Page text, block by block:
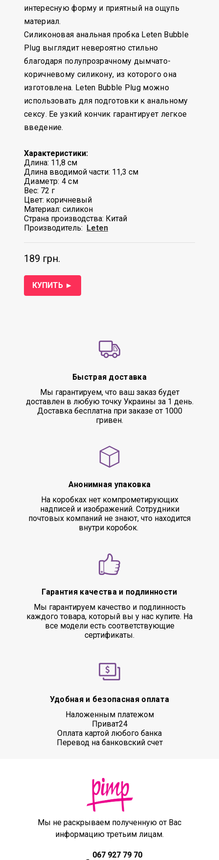
интересную форму и приятный на ощупь
материал.
Силиконовая анальная пробка Leten Bubble
Plug выглядит невероятно стильно
благодаря полупрозрачному дымчато-
коричневому силикону, из которого она
изготовлена. Leten Bubble Plug можно
использовать для подготовки к анальному
сексу. Ее узкий кончик гарантирует легкое
введение.
Характеристики:
Длина: 11,8 см
Длина вводимой части: 11,3 см
Диаметр: 4 см
Вес: 72 г
Цвет: коричневый
Материал: силикон
Страна производства: Китай
Производитель: Leten
КУПИТЬ ►
189 грн.
Быстрая доставка
Мы гарантируем, что ваш заказ будет
доставлен в любую точку Украины за 1 день.
Доставка бесплатна при заказе от 1000
гривен.
Анонимная упаковка
На коробках нет компрометирующих
надписей и изображений. Сотрудники
почтовых компаний не знают, что находится
внутри коробок.
Гарантия качества и подлинности
Мы гарантируем качество и подлинность
каждого товара, который вы у нас купите. На
все модели есть соответствующие
сертификаты.
Удобная и безопасная оплата
Наложенным платежом
Приват24
Оплата картой любого банка
Перевод на банковский счет
Мы не раскрываем полученную от Вас
информацию третьим лицам.
067 927 79 70